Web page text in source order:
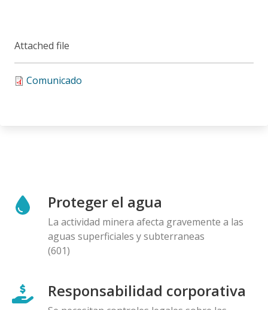
Attached file
Comunicado
Proteger el agua
La actividad minera afecta gravemente a las
aguas superficiales y subterraneas
(601)
Responsabilidad corporativa